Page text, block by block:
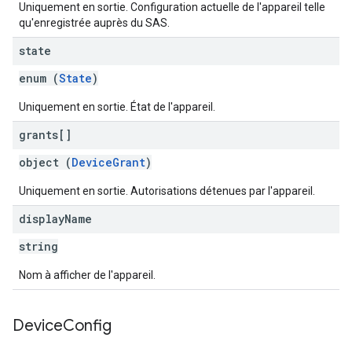
Uniquement en sortie. Configuration actuelle de l'appareil telle
qu'enregistrée auprès du SAS.
state
enum (State)
Uniquement en sortie. État de l'appareil.
grants[]
object (DeviceGrant)
Uniquement en sortie. Autorisations détenues par l'appareil.
displayName
string
Nom à afficher de l'appareil.
DeviceConfig